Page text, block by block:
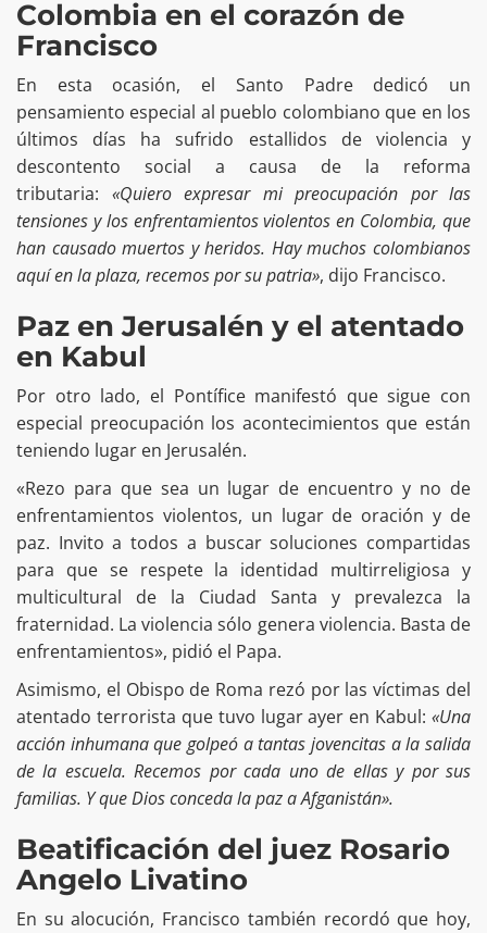
Colombia en el corazón de
Francisco
En esta ocasión, el Santo Padre dedicó un
pensamiento especial al pueblo colombiano que en los
últimos días ha sufrido estallidos de violencia y
descontento social a causa de la reforma
tributaria: «Quiero expresar mi preocupación por las
tensiones y los enfrentamientos violentos en Colombia, que
han causado muertos y heridos. Hay muchos colombianos
aquí en la plaza, recemos por su patria», dijo Francisco.
Paz en Jerusalén y el atentado
en Kabul
Por otro lado, el Pontífice manifestó que sigue con
especial preocupación los acontecimientos que están
teniendo lugar en Jerusalén.
«Rezo para que sea un lugar de encuentro y no de
enfrentamientos violentos, un lugar de oración y de
paz. Invito a todos a buscar soluciones compartidas
para que se respete la identidad multirreligiosa y
multicultural de la Ciudad Santa y prevalezca la
fraternidad. La violencia sólo genera violencia. Basta de
enfrentamientos», pidió el Papa.
Asimismo, el Obispo de Roma rezó por las víctimas del
atentado terrorista que tuvo lugar ayer en Kabul: «Una
acción inhumana que golpeó a tantas jovencitas a la salida
de la escuela. Recemos por cada uno de ellas y por sus
familias. Y que Dios conceda la paz a Afganistán».
Beatificación del juez Rosario
Angelo Livatino
En su alocución, Francisco también recordó que hoy,